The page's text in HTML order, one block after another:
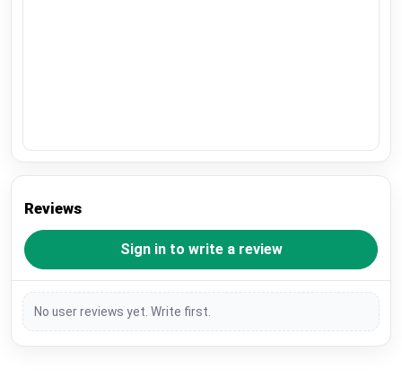
Reviews
Sign in to write a review
No user reviews yet. Write first.